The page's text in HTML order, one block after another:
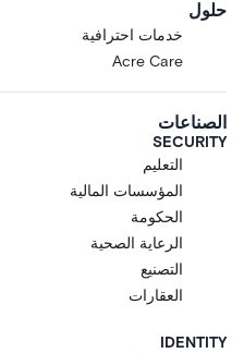
حلول
خدمات احترافية
Acre Care
الصناعات
SECURITY
التعليم
المؤسسات المالية
الحكومة
الرعاية الصحية
التصنيع
العقارات
IDENTITY